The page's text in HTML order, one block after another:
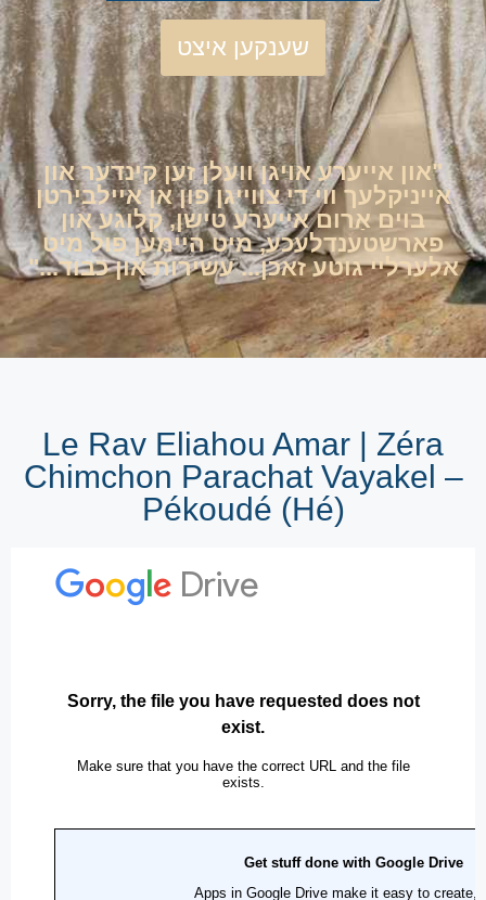
שענקען איצט
"און אייערע אויגן וועלן זען קינדער און
אייניקלעך ווי די צווייגן פון אן איילבירטן
בוים אַרום אייערע טישן, קלוגע און
פארשטענדלעכע, מיט היימען פול מיט
אלערליי גוטע זאכן... עשירות און כבוד..."
Le Rav Eliahou Amar | Zéra
Chimchon Parachat Vayakel –
Pékoudé (Hé)